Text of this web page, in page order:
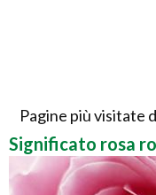
Pagine più visitate
Significato rosa